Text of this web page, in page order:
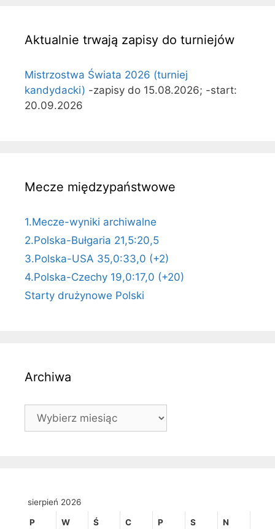
Aktualnie trwają zapisy do turniejów
Mistrzostwa Świata 2026 (turniej
kandydacki) -zapisy do 15.08.2026; -start:
20.09.2026
Mecze międzypaństwowe
1.Mecze-wyniki archiwalne
2.Polska-Bułgaria 21,5:20,5
3.Polska-USA 35,0:33,0 (+2)
4.Polska-Czechy 19,0:17,0 (+20)
Starty drużynowe Polski
Archiwa
Archiwa
sierpień 2026
P W Ś C P S N